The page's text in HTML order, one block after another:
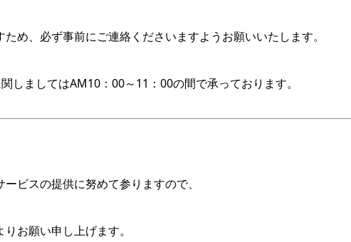
め、必ず事前にご連絡くださいますようお願いいたします。
しましてはAM10：00～11：00の間で承っております。
ビスの提供に努めて参りますので、
お願い申し上げます。